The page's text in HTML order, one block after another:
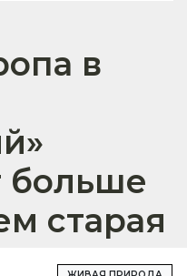
в
больше
старая